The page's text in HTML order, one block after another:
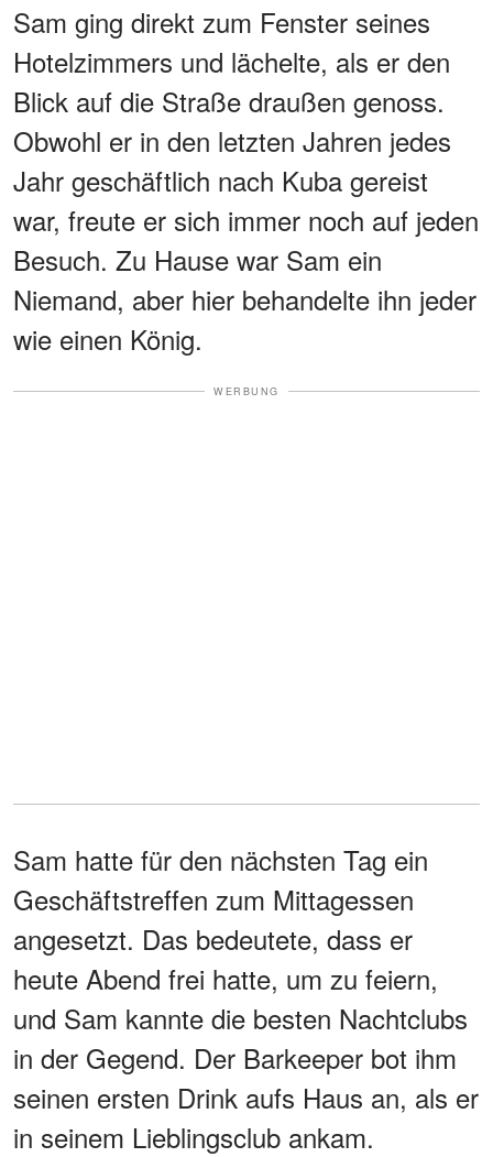
Sam ging direkt zum Fenster seines
Hotelzimmers und lächelte, als er den
Blick auf die Straße draußen genoss.
Obwohl er in den letzten Jahren jedes
Jahr geschäftlich nach Kuba gereist
war, freute er sich immer noch auf jeden
Besuch. Zu Hause war Sam ein
Niemand, aber hier behandelte ihn jeder
wie einen König.
WERBUNG
Sam hatte für den nächsten Tag ein
Geschäftstreffen zum Mittagessen
angesetzt. Das bedeutete, dass er
heute Abend frei hatte, um zu feiern,
und Sam kannte die besten Nachtclubs
in der Gegend. Der Barkeeper bot ihm
seinen ersten Drink aufs Haus an, als er
in seinem Lieblingsclub ankam.